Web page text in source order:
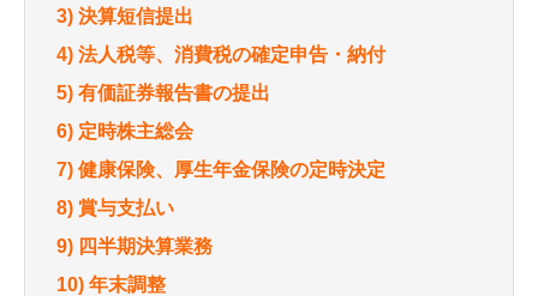
3) 決算短信提出
4) 法人税等、消費税の確定申告・納付
5) 有価証券報告書の提出
6) 定時株主総会
7) 健康保険、厚生年金保険の定時決定
8) 賞与支払い
9) 四半期決算業務
10) 年末調整